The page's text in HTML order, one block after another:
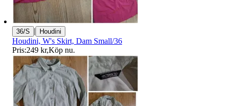
36/S | Houdini
Houdini, W's Skirt, Dam Small/36
Pris:249 kr,Köp nu.